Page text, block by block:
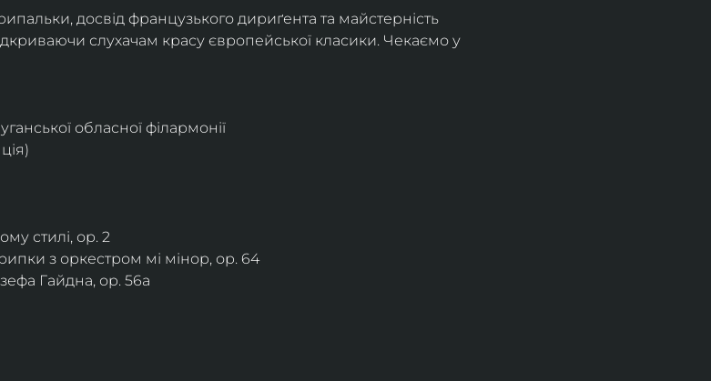
досвід французького дириґента та майстерність
слухачам красу європейської класики. Чекаємо у
обласної філармонії
стилі, ор. 2
з оркестром мі мінор, ор. 64
Гайдна, ор. 56a